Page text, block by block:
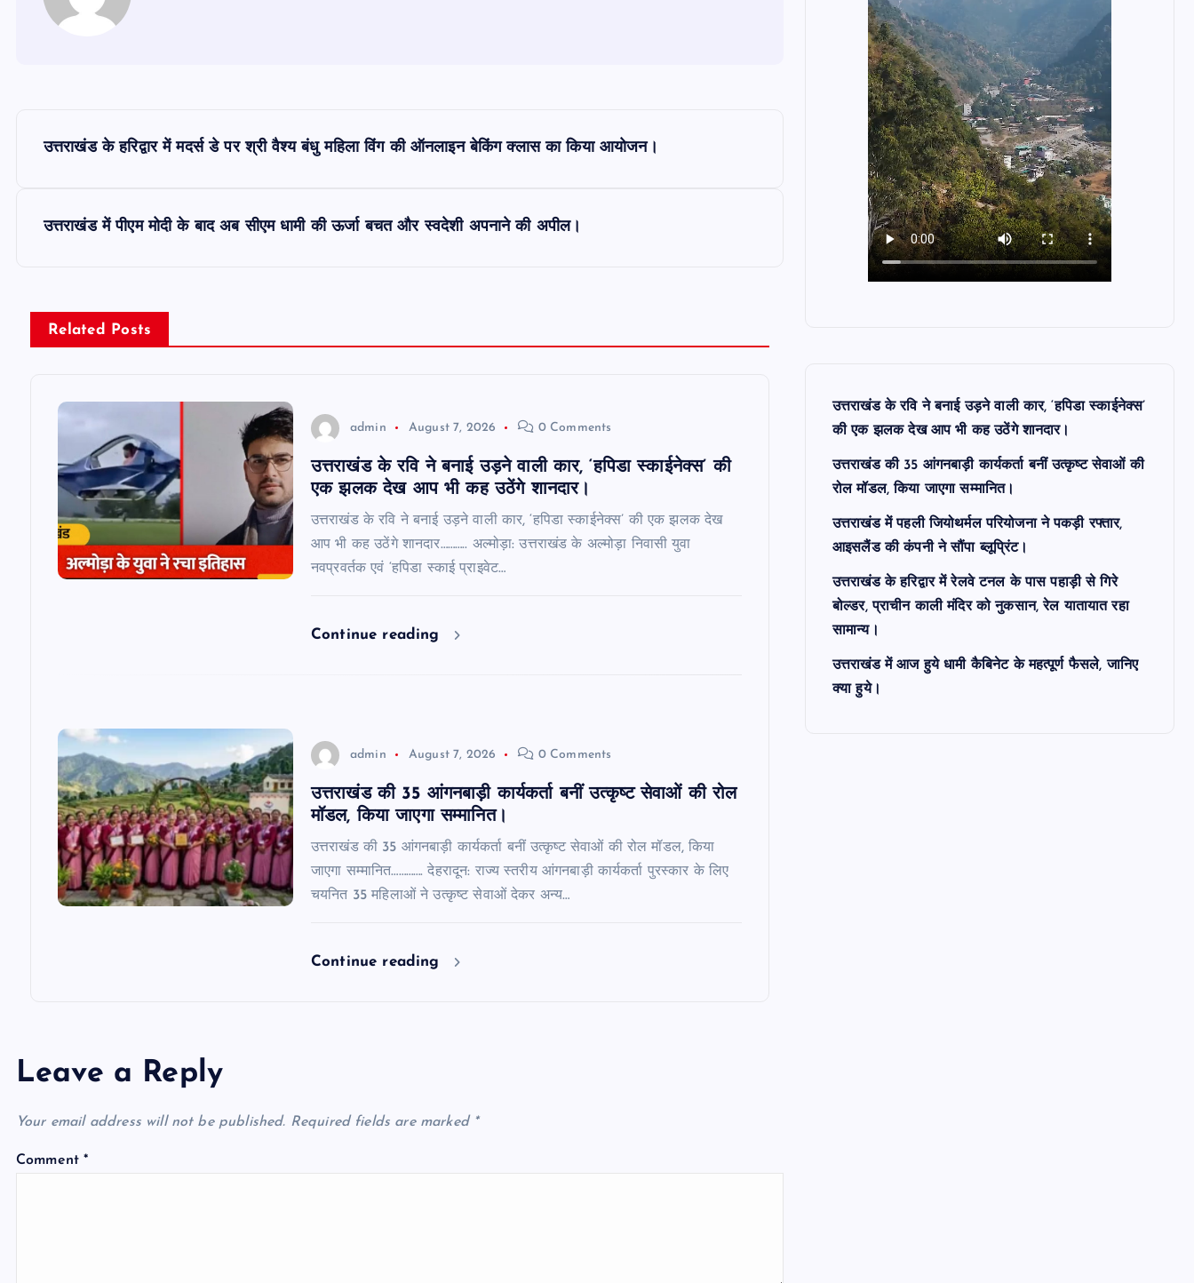
उत्तराखंड के हरिद्वार में मदर्स डे पर श्री वैश्य बंधु महिला विंग की ऑनलाइन बेकिंग क्लास का किया आयोजन।
उत्तराखंड में पीएम मोदी के बाद अब सीएम धामी की ऊर्जा बचत और स्वदेशी अपनाने की अपील।
Related Posts
admin August 7, 2026 0 Comments
उत्तराखंड के रवि ने बनाई उड़ने वाली कार, ‘हपिडा स्काईनेक्स’ की
एक झलक देख आप भी कह उठेंगे शानदार।
उत्तराखंड के रवि ने बनाई उड़ने वाली कार, ‘हपिडा स्काईनेक्स’ की एक झलक देख
आप भी कह उठेंगे शानदार……….. अल्मोड़ा: उत्तराखंड के अल्मोड़ा निवासी युवा
नवप्रवर्तक एवं ‘हपिडा स्काई प्राइवेट…
Continue reading
admin August 7, 2026 0 Comments
उत्तराखंड की 35 आंगनबाड़ी कार्यकर्ता बनीं उत्कृष्ट सेवाओं की रोल
मॉडल, किया जाएगा सम्मानित।
उत्तराखंड की 35 आंगनबाड़ी कार्यकर्ता बनीं उत्कृष्ट सेवाओं की रोल मॉडल, किया
जाएगा सम्मानित…………. देहरादून: राज्य स्तरीय आंगनबाड़ी कार्यकर्ता पुरस्कार के लिए
चयनित 35 महिलाओं ने उत्कृष्ट सेवाओं देकर अन्य…
Continue reading
Leave a Reply
Your email address will not be published. Required fields are marked *
Comment*
उत्तराखंड के रवि ने बनाई उड़ने वाली कार, ‘हपिडा स्काईनेक्स’
की एक झलक देख आप भी कह उठेंगे शानदार।
उत्तराखंड की 35 आंगनबाड़ी कार्यकर्ता बनीं उत्कृष्ट सेवाओं की
रोल मॉडल, किया जाएगा सम्मानित।
उत्तराखंड में पहली जियोथर्मल परियोजना ने पकड़ी रफ्तार,
आइसलैंड की कंपनी ने सौंपा ब्लूप्रिंट।
उत्तराखंड के हरिद्वार में रेलवे टनल के पास पहाड़ी से गिरे
बोल्डर, प्राचीन काली मंदिर को नुकसान, रेल यातायात रहा
सामान्य।
उत्तराखंड में आज हुये धामी कैबिनेट के महत्पूर्ण फैसले, जानिए
क्या हुये।